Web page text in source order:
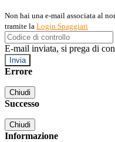
Non hai una e-mail associata al
tramite la Login Spaggiari
E-mail inviata, si prega di
Errore
Chiudi
Successo
Chiudi
Informazione